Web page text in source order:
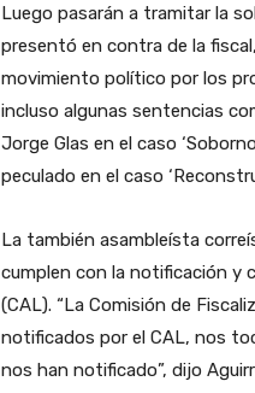
Luego pasarán a tramitar la
presentó en contra de la
movimiento político por los
incluso algunas sentencias
Jorge Glas en el caso
peculado en el caso
La también asambleísta
cumplen con la notificación y
(CAL). “La Comisión de
notificados por el CAL, nos
nos han notificado”, dijo